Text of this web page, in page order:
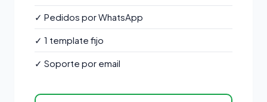
✓ Pedidos por WhatsApp
✓ 1 template fijo
✓ Soporte por email